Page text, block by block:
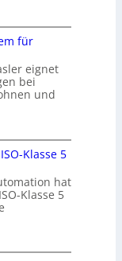
für
eignet
bei
und
Klasse 5
hat
Klasse 5